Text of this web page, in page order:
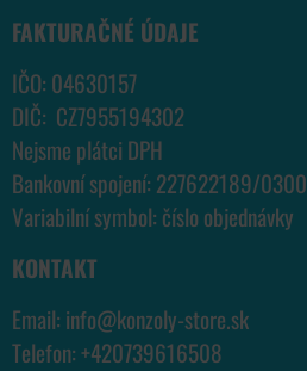
FAKTURAČNÉ ÚDAJE
IČO: 04630157
DIČ: CZ7955194302
Nejsme plátci DPH
Bankovní spojení: 227622189/0300
Variabilní symbol: číslo objednávky
KONTAKT
Email: info@konzoly-store.sk
Telefon:+420739616508